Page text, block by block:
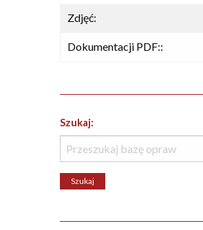
Zdjęć:
Dokumentacji PDF::
Szukaj: